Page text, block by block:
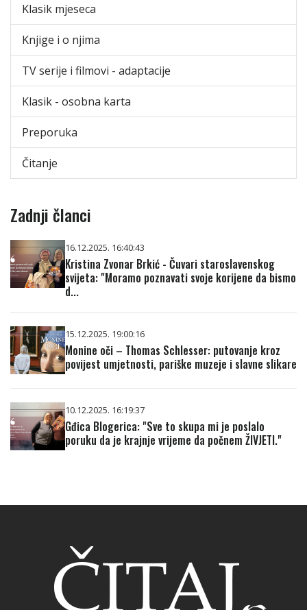
Klasik mjeseca
Knjige i o njima
TV serije i filmovi - adaptacije
Klasik - osobna karta
Preporuka
Čitanje
Zadnji članci
16.12.2025. 16:40:43
Kristina Zvonar Brkić - Čuvari staroslavenskog
svijeta: "Moramo poznavati svoje korijene da bismo
d...
15.12.2025. 19:00:16
Monine oči – Thomas Schlesser: putovanje kroz
povijest umjetnosti, pariške muzeje i slavne slikare
10.12.2025. 16:19:37
Gđica Blogerica: "Sve to skupa mi je poslalo
poruku da je krajnje vrijeme da počnem ŽIVJETI."